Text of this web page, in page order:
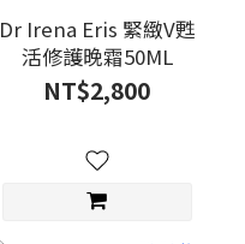
Dr Irena Eris 緊緻V甦
活修護晚霜50ML
NT$2,800